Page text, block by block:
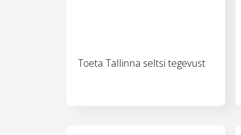
Toeta Tallinna seltsi tegevust